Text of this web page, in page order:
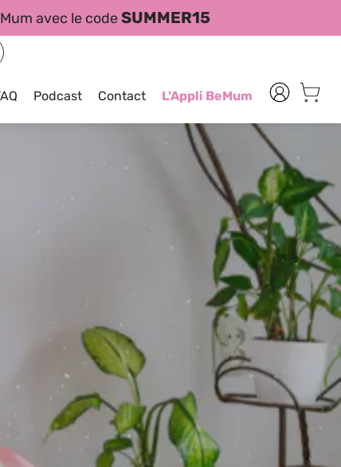
avec le codeSUMMER15
Podcast Contact L'Appli BeMum